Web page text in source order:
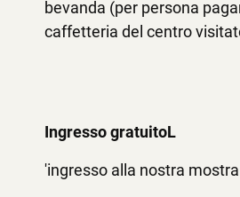
bevanda (per persona
caffetteria del centro
Ingresso gratuitoL
'ingresso alla nostra